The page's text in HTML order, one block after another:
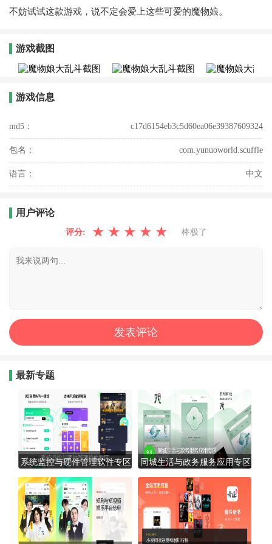
不妨试试这款游戏，说不定会爱上这些可爱的魔物娘。
游戏截图
游戏信息
md5： c17d6154eb3c5d60ea06e39387609324
包名： com.yunuoworld.scuffle
语言： 中文
用户评论
评分: ★ ★ ★ ★ ★ 棒极了
最新专题
系统监控与硬件管理软件专区 同城生活与政务服务应用专区